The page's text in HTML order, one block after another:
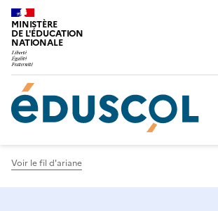
Gestion de vos préférences sur les cookies
MINISTÈRE
DE L'ÉDUCATION
NATIONALE
Voir le fil d'ariane